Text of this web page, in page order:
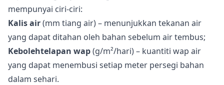
mempunyai ciri-ciri:
Kalis air(mm tiang air) – menunjukkan tekanan air
yang dapat ditahan oleh bahan sebelum air tembus;
Kebolehtelapan wap(g/m²/hari) – kuantiti wap air
yang dapat menembusi setiap meter persegi bahan
dalam sehari.